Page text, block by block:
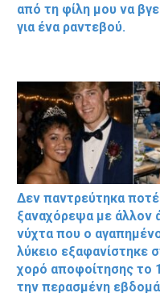
από τη φίλη μου να
για ένα ραντεβού.
Δεν παντρεύτηκα
ξαναχόρεψα με άλλον
νύχτα που ο
λύκειο εξαφανίστηκε
χορό αποφοίτησης το
την περασμένη